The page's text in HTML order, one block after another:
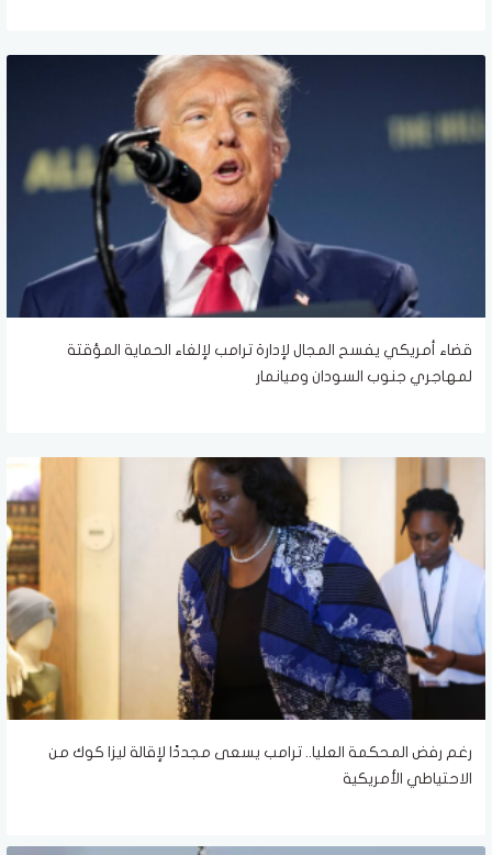
قضاء أمريكي يفسح المجال لإدارة ترامب لإلغاء الحماية المؤقتة
لمهاجري جنوب السودان وميانمار
رغم رفض المحكمة العليا.. ترامب يسعى مجددًا لإقالة ليزا كوك من
الاحتياطي الأمريكية